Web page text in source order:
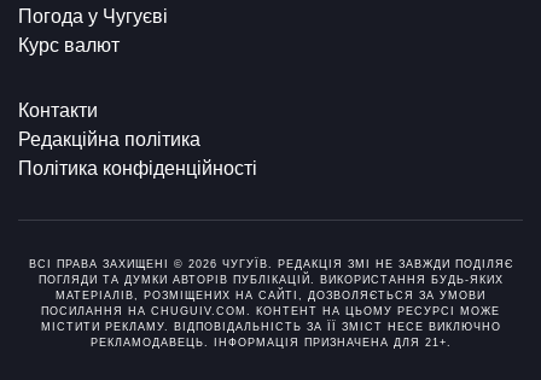
Погода у Чугуєві
Курс валют
Контакти
Редакційна політика
Політика конфіденційності
ВСІ ПРАВА ЗАХИЩЕНІ © 2026 ЧУГУЇВ. РЕДАКЦІЯ ЗМІ НЕ ЗАВЖДИ ПОДІЛЯЄ
ПОГЛЯДИ ТА ДУМКИ АВТОРІВ ПУБЛІКАЦІЙ. ВИКОРИСТАННЯ БУДЬ-ЯКИХ
МАТЕРІАЛІВ, РОЗМІЩЕНИХ НА САЙТІ, ДОЗВОЛЯЄТЬСЯ ЗА УМОВИ
ПОСИЛАННЯ НА CHUGUIV.COM. КОНТЕНТ НА ЦЬОМУ РЕСУРСІ МОЖЕ
МІСТИТИ РЕКЛАМУ. ВІДПОВІДАЛЬНІСТЬ ЗА ЇЇ ЗМІСТ НЕСЕ ВИКЛЮЧНО
РЕКЛАМОДАВЕЦЬ. ІНФОРМАЦІЯ ПРИЗНАЧЕНА ДЛЯ 21+.